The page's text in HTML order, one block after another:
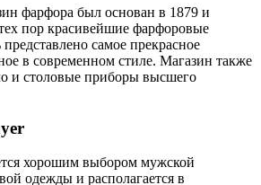
фарфора был основан в 1879 и
пор красивейшие фарфоровые
самое прекрасное
в современном стиле. Магазин также
и столовые приборы высшего
хорошим выбором мужской
одежды и располагается в